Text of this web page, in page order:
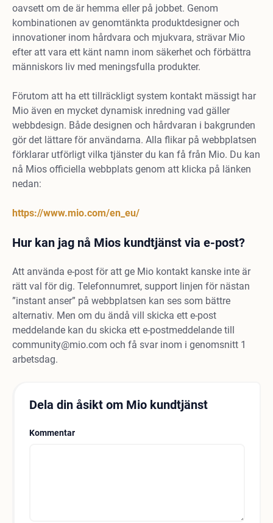
oavsett om de är hemma eller på jobbet. Genom
kombinationen av genomtänkta produktdesigner och
innovationer inom hårdvara och mjukvara, strävar Mio
efter att vara ett känt namn inom säkerhet och förbättra
människors liv med meningsfulla produkter.
Förutom att ha ett tillräckligt system kontakt mässigt har
Mio även en mycket dynamisk inredning vad gäller
webbdesign. Både designen och hårdvaran i bakgrunden
gör det lättare för användarna. Alla flikar på webbplatsen
förklarar utförligt vilka tjänster du kan få från Mio. Du kan
nå Mios officiella webbplats genom att klicka på länken
nedan:
https://www.mio.com/en_eu/
Hur kan jag nå Mios kundtjänst via e-post?
Att använda e-post för att ge Mio kontakt kanske inte är
rätt val för dig. Telefonnumret, support linjen för nästan
”instant anser” på webbplatsen kan ses som bättre
alternativ. Men om du ändå vill skicka ett e-post
meddelande kan du skicka ett e-postmeddelande till
community@mio.com och få svar inom i genomsnitt 1
arbetsdag.
Dela din åsikt om Mio kundtjänst
Kommentar